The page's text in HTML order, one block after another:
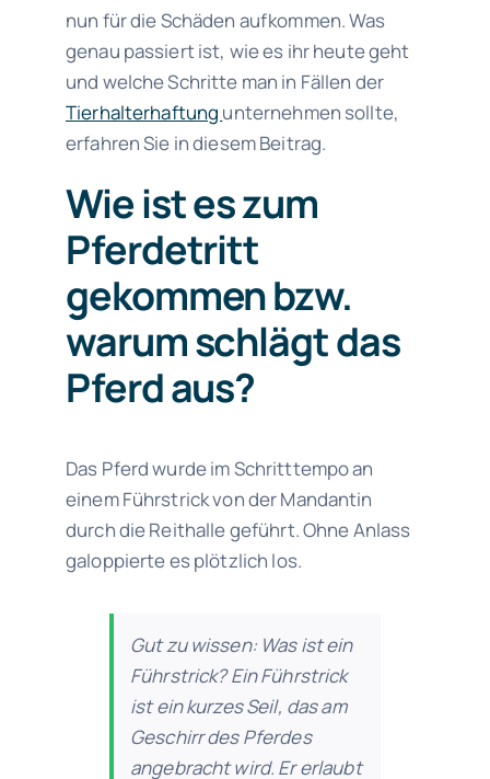
nun für die Schäden aufkommen. Was
genau passiert ist, wie es ihr heute geht
und welche Schritte man in Fällen der
Tierhalterhaftung unternehmen sollte,
erfahren Sie in diesem Beitrag.
Wie ist es zum
Pferdetritt
gekommen bzw.
warum schlägt das
Pferd aus?
Das Pferd wurde im Schritttempo an
einem Führstrick von der Mandantin
durch die Reithalle geführt. Ohne Anlass
galoppierte es plötzlich los.
Gut zu wissen: Was ist ein
Führstrick?Ein Führstrick
ist ein kurzes Seil, das am
Geschirr des Pferdes
angebracht wird. Er erlaubt